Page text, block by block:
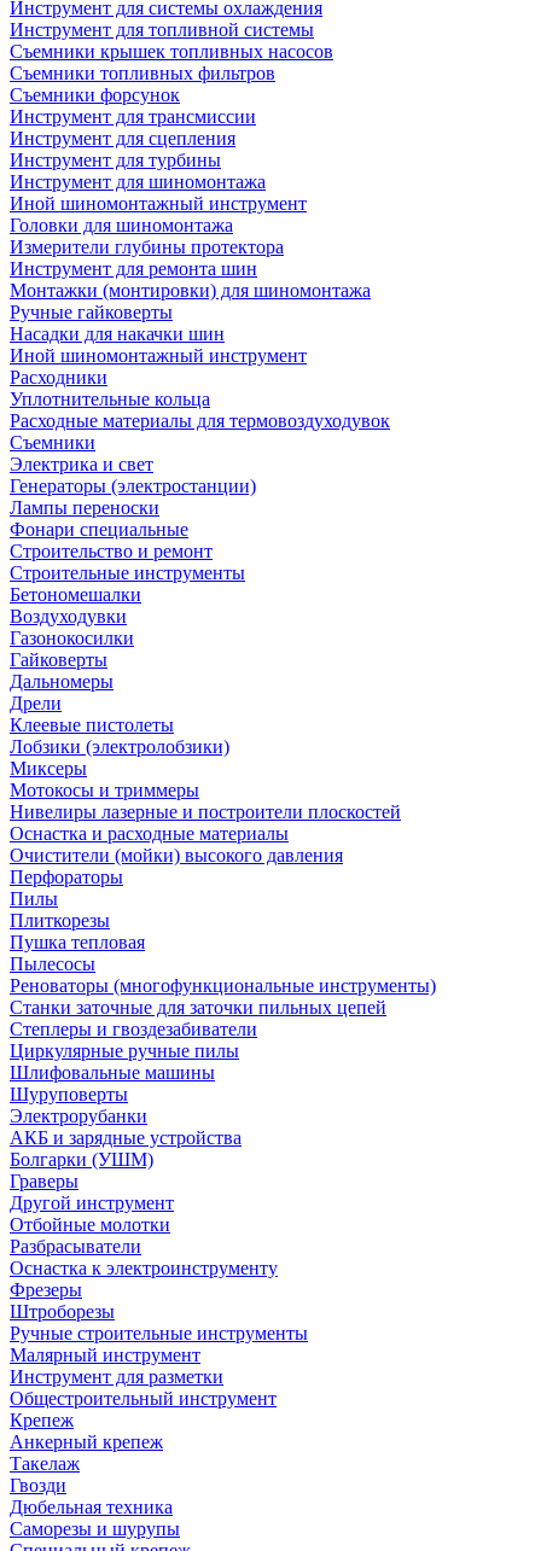
Инструмент для системы охлаждения
Инструмент для топливной системы
Съемники крышек топливных насосов
Съемники топливных фильтров
Съемники форсунок
Инструмент для трансмиссии
Инструмент для сцепления
Инструмент для турбины
Инструмент для шиномонтажа
Иной шиномонтажный инструмент
Головки для шиномонтажа
Измерители глубины протектора
Инструмент для ремонта шин
Монтажки (монтировки) для шиномонтажа
Ручные гайковерты
Насадки для накачки шин
Иной шиномонтажный инструмент
Расходники
Уплотнительные кольца
Расходные материалы для термовоздуходувок
Съемники
Электрика и свет
Генераторы (электростанции)
Лампы переноски
Фонари специальные
Строительство и ремонт
Строительные инструменты
Бетономешалки
Воздуходувки
Газонокосилки
Гайковерты
Дальномеры
Дрели
Клеевые пистолеты
Лобзики (электролобзики)
Миксеры
Мотокосы и триммеры
Нивелиры лазерные и построители плоскостей
Оснастка и расходные материалы
Очистители (мойки) высокого давления
Перфораторы
Пилы
Плиткорезы
Пушка тепловая
Пылесосы
Реноваторы (многофункциональные инструменты)
Станки заточные для заточки пильных цепей
Степлеры и гвоздезабиватели
Циркулярные ручные пилы
Шлифовальные машины
Шуруповерты
Электрорубанки
АКБ и зарядные устройства
Болгарки (УШМ)
Граверы
Другой инструмент
Отбойные молотки
Разбрасыватели
Оснастка к электроинструменту
Фрезеры
Штроборезы
Ручные строительные инструменты
Малярный инструмент
Инструмент для разметки
Общестроительный инструмент
Крепеж
Анкерный крепеж
Такелаж
Гвозди
Дюбельная техника
Саморезы и шурупы